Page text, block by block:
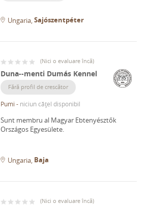
Ungaria Sajószentpéter
(Nici o evaluare încă)
Duna--menti Dumás Kennel
Fără profil de crescător
Pumi - niciun cățel disponibil
Sunt membru al Magyar Ebtenyésztők
Országos Egyesülete.
Ungaria Baja
(Nici o evaluare încă)